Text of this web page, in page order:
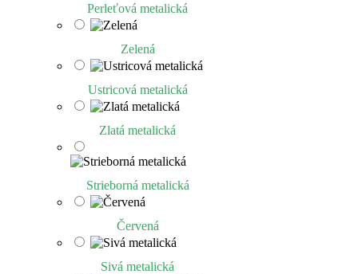
Perleťová metalická
Zelená
Ustricová metalická
Zlatá metalická
Strieborná metalická
Červená
Sivá metalická